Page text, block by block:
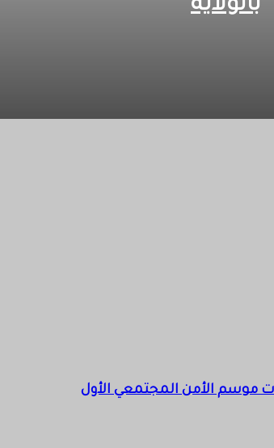
بالولاية
موسم الأمن المجتمعي الأول